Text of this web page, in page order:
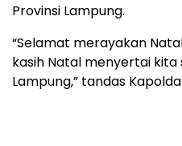
Provinsi Lampung.
“Selamat merayakan
kasih Natal menyertai kita
Lampung,” tandas